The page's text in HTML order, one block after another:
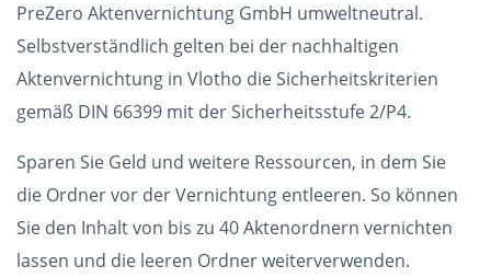
PreZero Aktenvernichtung GmbH umweltneutral.
Selbstverständlich gelten bei der nachhaltigen
Aktenvernichtung in Vlotho die Sicherheitskriterien
gemäß DIN 66399 mit der Sicherheitsstufe 2/P4.
Sparen Sie Geld und weitere Ressourcen, in dem Sie
die Ordner vor der Vernichtung entleeren. So können
Sie den Inhalt von bis zu 40 Aktenordnern vernichten
lassen und die leeren Ordner weiterverwenden.